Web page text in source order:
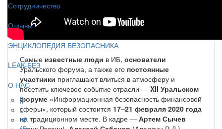
Сотрудничество
Отзывы
ЭНЦИКЛОПЕДИЯ БЕЗОПАСНИКА
LEAK-БЕЗ
О НАС
Самые известные люди в ИБ, основатели
Уральского форума, а также его постоянные
участники приглашают влиться в атмосферу и
посетить ключевое событие отрасли — XII Уральском
форуме «Информационная безопасность финансовой
сферы», который состоится 17–21 февраля 2020 года
на традиционном месте. В кадре — Артем Сычев